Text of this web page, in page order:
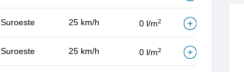
Suroeste 25 km/h 0 l/m2
Suroeste 25 km/h 0 l/m2